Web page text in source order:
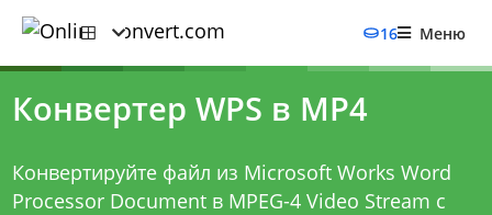
16 Меню
Конвертер WPS в MP4
Конвертируйте файл из Microsoft Works Word
Processor Document в MPEG-4 Video Stream с